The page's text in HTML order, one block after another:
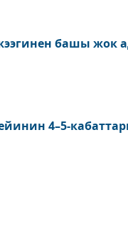
башы жок
4–5-